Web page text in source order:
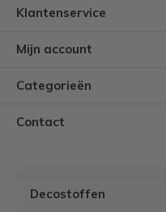
Klantenservice
Mijn account
Categorieën
Contact
Decostoffen